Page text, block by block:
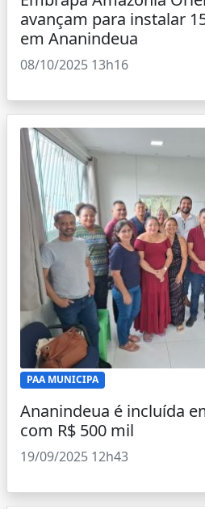
avançam para instalar
em Ananindeua
08/10/2025 13h16
PAA MUNICIPA
Ananindeua é incluída
com R$ 500 mil
19/09/2025 12h43